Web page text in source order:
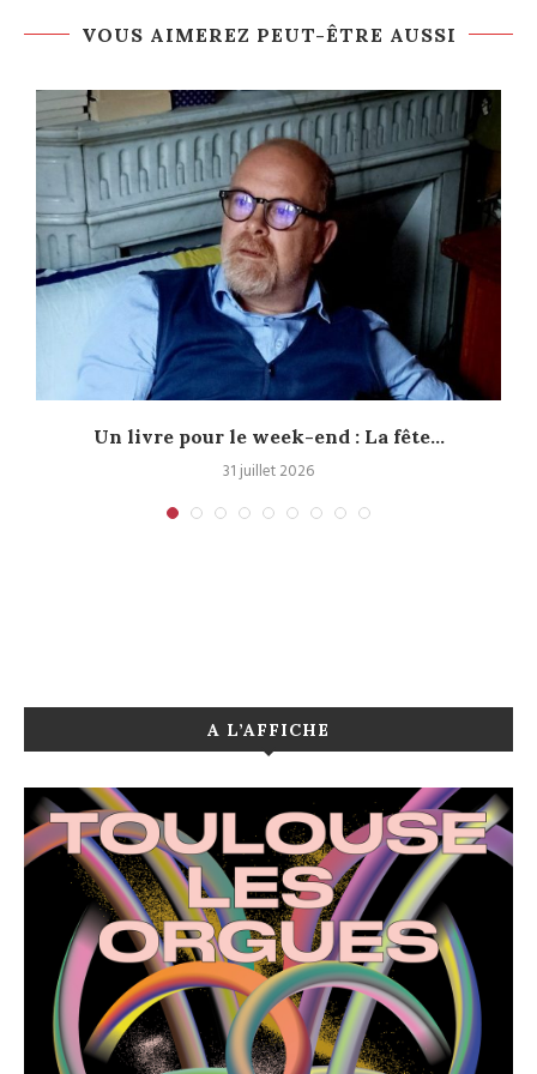
VOUS AIMEREZ PEUT-ÊTRE AUSSI
Un livre pour le week-end : La fête...
31 juillet 2026
A L’AFFICHE